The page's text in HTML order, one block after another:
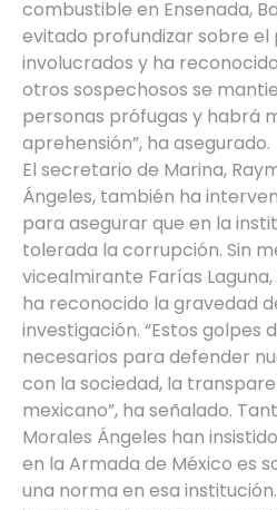
combustible en Ensenada,
evitado profundizar sobre el
involucrados y ha
otros sospechosos se
personas prófugas y habrá
aprehensión”, ha asegurado.
El secretario de Marina,
Ángeles, también ha
para asegurar que en la
tolerada la corrupción. Sin
vicealmirante Farías
ha reconocido la gravedad
investigación. “Estos golpes
necesarios para defender
con la sociedad, la
mexicano”, ha señalado.
Morales Ángeles han
en la Armada de México es
una norma en esa